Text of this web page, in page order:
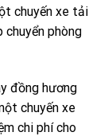
chuyến xe tải
chuyển phòng
đồng hương
chuyến xe
chi phí cho